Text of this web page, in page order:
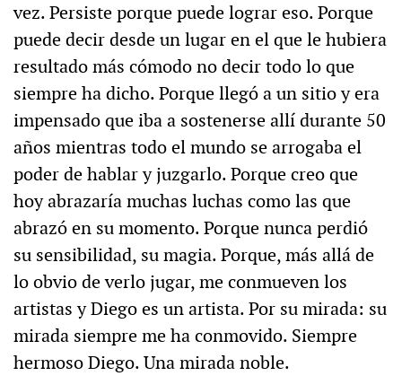
vez. Persiste porque puede lograr eso. Porque
puede decir desde un lugar en el que le hubiera
resultado más cómodo no decir todo lo que
siempre ha dicho. Porque llegó a un sitio y era
impensado que iba a sostenerse allí durante 50
años mientras todo el mundo se arrogaba el
poder de hablar y juzgarlo. Porque creo que
hoy abrazaría muchas luchas como las que
abrazó en su momento. Porque nunca perdió
su sensibilidad, su magia. Porque, más allá de
lo obvio de verlo jugar, me conmueven los
artistas y Diego es un artista. Por su mirada: su
mirada siempre me ha conmovido. Siempre
hermoso Diego. Una mirada noble.